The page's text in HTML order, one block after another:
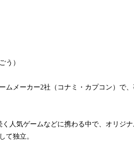
う）
ムメーカー2社（コナミ・カプコン）で
人気ゲームなどに携わる中で、オリジ
て独立。